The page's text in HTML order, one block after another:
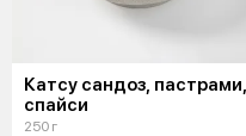
Катсу сандоз, пастрами,
спайси
250 г